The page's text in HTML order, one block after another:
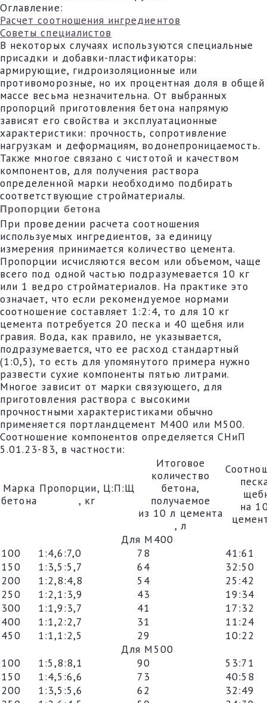
Оглавление:
Расчет соотношения ингредиентов
Советы специалистов
В некоторых случаях используются специальные
присадки и добавки-пластификаторы:
армирующие, гидроизоляционные или
противоморозные, но их процентная доля в общей
массе весьма незначительна. От выбранных
пропорций приготовления бетона напрямую
зависят его свойства и эксплуатационные
характеристики: прочность, сопротивление
нагрузкам и деформациям, водонепроницаемость.
Также многое связано с чистотой и качеством
компонентов, для получения раствора
определенной марки необходимо подбирать
соответствующие стройматериалы.
Пропорции бетона
При проведении расчета соотношения
используемых ингредиентов, за единицу
измерения принимается количество цемента.
Пропорции исчисляются весом или объемом, чаще
всего под одной частью подразумевается 10 кг
или 1 ведро стройматериалов. На практике это
означает, что если рекомендуемое нормами
соотношение составляет 1:2:4, то для 10 кг
цемента потребуется 20 песка и 40 щебня или
гравия. Вода, как правило, не указывается,
подразумевается, что ее расход стандартный
(1:0,5), то есть для упомянутого примера нужно
развести сухие компоненты пятью литрами.
Многое зависит от марки связующего, для
приготовления раствора с высокими
прочностными характеристиками обычно
применяется портландцемент М400 или М500.
Соотношение компонентов определяется СНиП
5.01.23-83, в частности:
Марка
бетона
Пропорции, Ц:П:Щ
, кг
Итоговое
количество
бетона,
получаемое
из 10 л цемента
, л
на
Для М400
100
1:4,6:7,0 78
41:61
150
1:3,5:5,7 64
32:50
200
1:2,8:4,8 54
25:42
250
1:2,1:3,9 43
19:34
300
1:1,9:3,7 41
17:32
400
1:1,2:2,7 31
11:24
450
1:1,1:2,5 29
10:22
Для М500
100
1:5,8:8,1 90
53:71
150
1:4,5:6,6 73
40:58
200
1:3,5:5,6 62
32:49